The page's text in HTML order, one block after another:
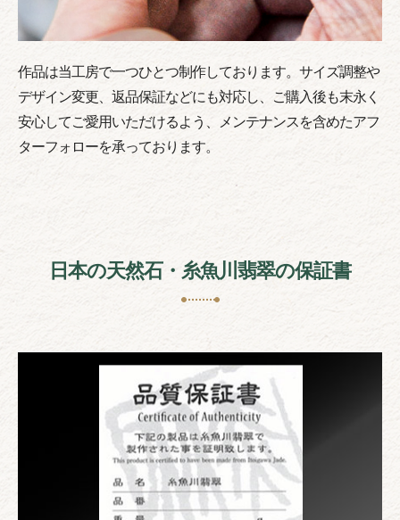
作品は当工房で一つひとつ制作しております。サイズ調整や
デザイン変更、返品保証などにも対応し、ご購入後も末永く
安心してご愛用いただけるよう、メンテナンスを含めたアフ
ターフォローを承っております。
日本の天然石・糸魚川翡翠の保証書